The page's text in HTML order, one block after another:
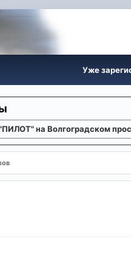
Уже
на Волгоградском